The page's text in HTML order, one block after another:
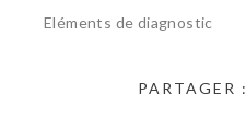
Eléments de diagnostic
PARTAGER :